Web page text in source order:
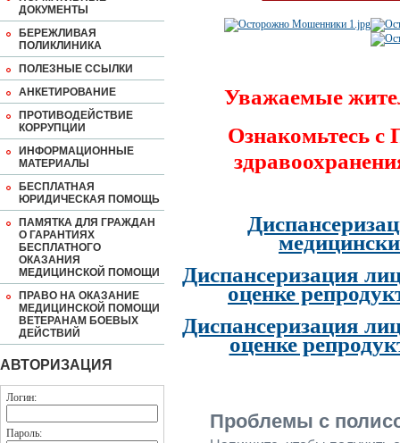
ДОКУМЕНТЫ
БЕРЕЖЛИВАЯ
ПОЛИКЛИНИКА
ПОЛЕЗНЫЕ ССЫЛКИ
АНКЕТИРОВАНИЕ
ПРОТИВОДЕЙСТВИЕ
КОРРУПЦИИ
ИНФОРМАЦИОННЫЕ
МАТЕРИАЛЫ
БЕСПЛАТНАЯ
ЮРИДИЧЕСКАЯ ПОМОЩЬ
ПАМЯТКА ДЛЯ ГРАЖДАН
О ГАРАНТИЯХ
БЕСПЛАТНОГО
ОКАЗАНИЯ
МЕДИЦИНСКОЙ ПОМОЩИ
ПРАВО НА ОКАЗАНИЕ
МЕДИЦИНСКОЙ ПОМОЩИ
ВЕТЕРАНАМ БОЕВЫХ
ДЕЙСТВИЙ
АВТОРИЗАЦИЯ
Логин:
Пароль:
Уважаемые
Ознакомьтесь
Диспансеризация
оценке
Диспансеризация
оценке
Проблемы с